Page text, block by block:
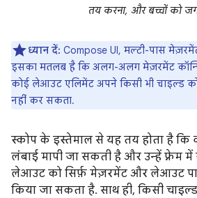
तय करना, और बच्चों को
ध्यान दें: Compose UI, मल्टी-पास
इसका मतलब है कि अलग-अलग मेज़रमेंट
कोई लेआउट एलिमेंट अपने किसी भी चाइल्ड
नहीं कर सकता.
स्कोप के इस्तेमाल से यह तय होता है कि
लंबाई मापी जा सकती है और उन्हें फ़्रेम
लेआउट को सिर्फ़ मेज़रमेंट और लेआउट
किया जा सकता है. साथ ही, किसी